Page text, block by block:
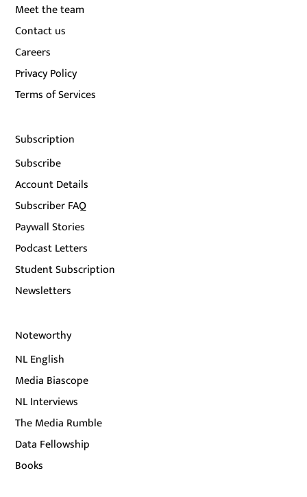
Meet the team
Contact us
Careers
Privacy Policy
Terms of Services
Subscription
Subscribe
Account Details
Subscriber FAQ
Paywall Stories
Podcast Letters
Student Subscription
Newsletters
Noteworthy
NL English
Media Biascope
NL Interviews
The Media Rumble
Data Fellowship
Books